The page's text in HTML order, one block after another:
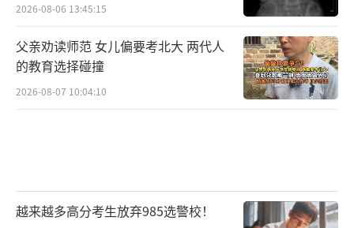
2026-08-06 13:45:15
父亲劝读师范 女儿偏要考北大 两代人
的教育选择碰撞
2026-08-07 10:04:10
越来越多高分考生放弃985选警校！